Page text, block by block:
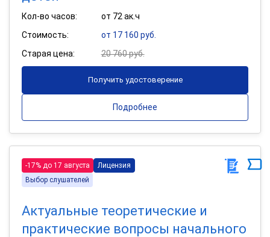
Кол-во часов:
от 72 ак.ч
Стоимость:
от 17 160 руб.
Старая цена:
20 760 руб.
Получить удостоверение
Подробнее
-17% до 17 августа
Лицензия
Выбор слушателей
Актуальные теоретические и
практические вопросы начального